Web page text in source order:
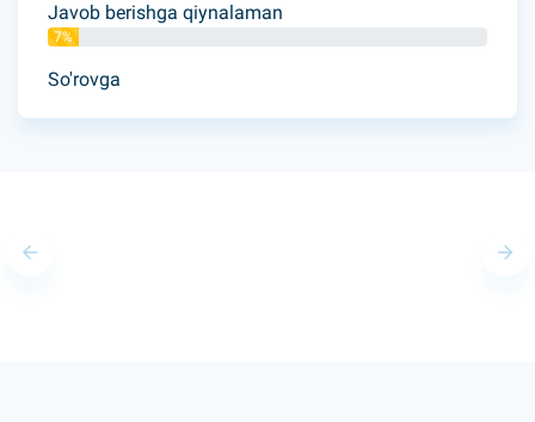
Javob berishga qiynalaman
7%
So'rovga